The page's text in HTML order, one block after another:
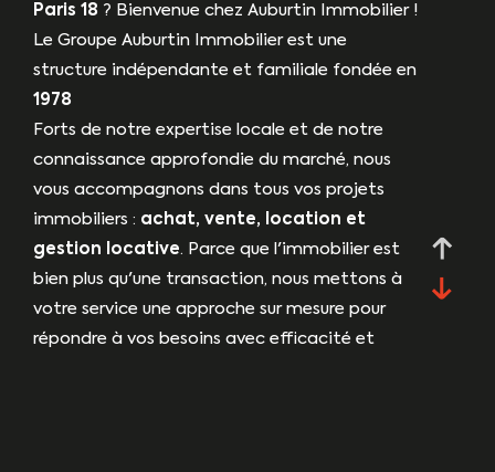
Paris 18 ? Bienvenue chez Auburtin Immobilier !
Le Groupe Auburtin Immobilier est une
structure indépendante et familiale fondée en
1978
Forts de notre expertise locale et de notre
connaissance approfondie du marché, nous
vous accompagnons dans tous vos projets
immobiliers : achat, vente, location et
gestion locative. Parce que l'immobilier est
bien plus qu'une transaction, nous mettons à
votre service une approche sur mesure pour
répondre à vos besoins avec efficacité et